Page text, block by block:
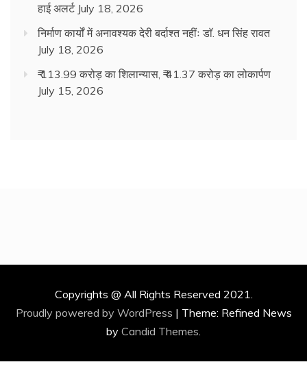
हाई अलर्ट July 18, 2026
निर्माण कार्यों में अनावश्यक देरी बर्दाश्त नहींः डाॅ. धन सिंह रावत
July 18, 2026
₹ 113.99 करोड़ का शिलान्यास, ₹ 41.37 करोड़ का लोकार्पण
July 15, 2026
Copyrights @ All Rights Reserved 2021.
Proudly powered by WordPress | Theme: Refined News
by Candid Themes.